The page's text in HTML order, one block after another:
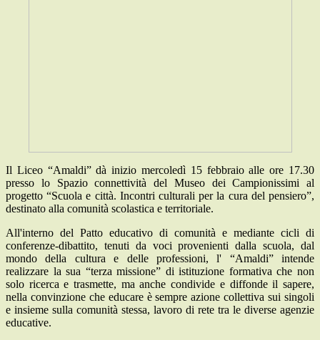
Il Liceo “Amaldi” dà inizio mercoledì 15 febbraio alle ore 17.30
presso lo Spazio connettività del Museo dei Campionissimi al
progetto “Scuola e città. Incontri culturali per la cura del pensiero”,
destinato alla comunità scolastica e territoriale.
All'interno del Patto educativo di comunità e mediante cicli di
conferenze-dibattito, tenuti da voci provenienti dalla scuola, dal
mondo della cultura e delle professioni, l' “Amaldi” intende
realizzare la sua “terza missione” di istituzione formativa che non
solo ricerca e trasmette, ma anche condivide e diffonde il sapere,
nella convinzione che educare è sempre azione collettiva sui singoli
e insieme sulla comunità stessa, lavoro di rete tra le diverse agenzie
educative.